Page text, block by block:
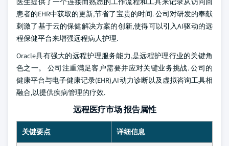
患者的EHR中获取的更新,节省了宝贵的时间. 公司对研发的奉献
刺激了基于云的保健解决方案的创新,使得可以引入AI驱动的远
程保健平台来增强远程病人护理.
Oracle具有强大的远程护理服务能力,是远程护理行业的关键角
色之一。 公司注重满足客户需要并应对关键业务挑战. 公司的
健康平台与电子健康记录(EHR),AI动力诊断以及虚拟咨询工具相
融合,以提供疾病管理的疗效.
远程医疗市场 报告属性
关键要点 详细信息